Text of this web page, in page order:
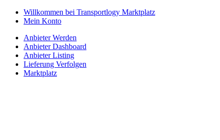
Navigation
Zum
Inhalt
Willkommen bei Transportlogy Marktplatz
Mein Konto
Anbieter Werden
Anbieter Dashboard
Anbieter Listing
Lieferung Verfolgen
Marktplatz